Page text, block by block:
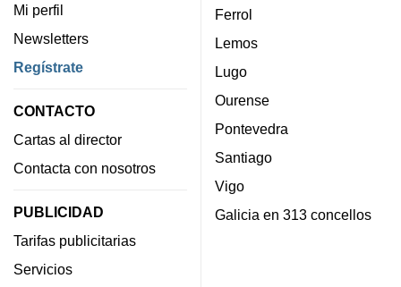
Mi perfil
Newsletters
Regístrate
CONTACTO
Cartas al director
Contacta con nosotros
PUBLICIDAD
Tarifas publicitarias
Servicios
Ferrol
Lemos
Lugo
Ourense
Pontevedra
Santiago
Vigo
Galicia en 313 concellos